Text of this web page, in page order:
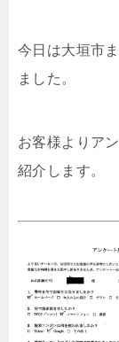
今日は大垣市
ました。
お客様よりア
紹介します。